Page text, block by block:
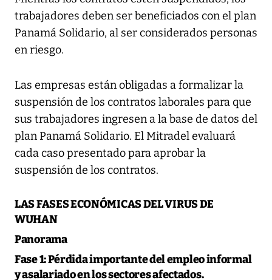
trabajadores deben ser beneficiados con el plan
Panamá Solidario, al ser considerados personas
en riesgo.
Las empresas están obligadas a formalizar la
suspensión de los contratos laborales para que
sus trabajadores ingresen a la base de datos del
plan Panamá Solidario. El Mitradel evaluará
cada caso presentado para aprobar la
suspensión de los contratos.
LAS FASES ECONÓMICAS DEL VIRUS DE
WUHAN
Panorama
Fase 1:Pérdida importante del empleo informal
y asalariado en los sectores afectados.